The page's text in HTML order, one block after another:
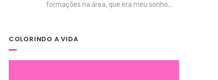
formações na área, que era meu sonho…
COLORINDO A VIDA